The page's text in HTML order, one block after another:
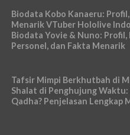
Biodata Kobo Kanaeru:
Menarik VTuber Hololive
Biodata Yovie & Nuno:
Personel, dan Fakta Menarik
Tafsir Mimpi Berkhutbah di
Shalat di Penghujung
Qadha? Penjelasan Lengkap